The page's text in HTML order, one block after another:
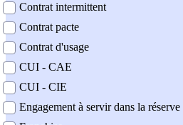
Contrat intermittent
Contrat pacte
Contrat d'usage
CUI - CAE
CUI - CIE
Engagement à servir dans la réserve